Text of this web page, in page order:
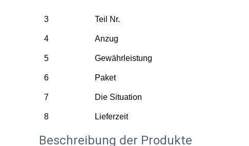
3
Teil Nr.
4 Anzug
5 Gewährleistung
6 Paket
7 Die Situation
8 Lieferzeit
Beschreibung der Produkte